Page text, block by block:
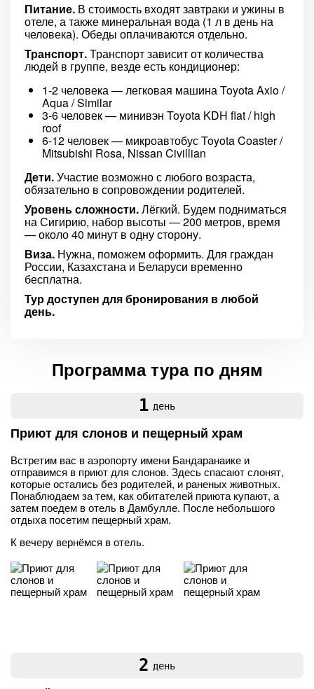
Питание. В стоимость входят завтраки и ужины в
отеле, а также минеральная вода (1 л в день на
человека). Обеды оплачиваются отдельно.
Транспорт.Транспорт зависит от количества
людей в группе, везде есть кондиционер:
1-2 человека — легковая машина Toyota Axio /
Aqua / Similar
3-6 человек — минивэн Toyota KDH flat / high
roof
6-12 человек — микроавтобус Toyota Coaster /
Mitsubishi Rosa, Nissan Civillian
Дети.Участие возможно с любого возраста,
обязательно в сопровождении родителей.
Уровень сложности.Лёгкий. Будем подниматься
на Сигирию, набор высоты — 200 метров, время
— около 40 минут в одну сторону.
Виза. Нужна, поможем оформить. Для граждан
России, Казахстана и Беларуси временно
бесплатна.
Тур доступен для бронирования в любой
день.
Программа тура по дням
1 день
Приют для слонов и пещерный храм
Встретим вас в аэропорту имени Бандаранаике и
отправимся в приют для слонов. Здесь спасают слонят,
которые остались без родителей, и раненых животных.
Понаблюдаем за тем, как обитателей приюта купают, а
затем поедем в отель в Дамбулле. После небольшого
отдыха посетим пещерный храм.
К вечеру вернёмся в отель.
2 день